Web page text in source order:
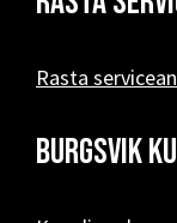
Rasta
Burgsvik